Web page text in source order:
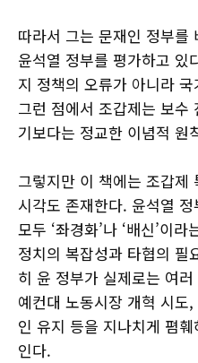
따라서 그는 문재인 정부를
윤석열 정부를 평가하고 있
지 정책의 오류가 아니라
그런 점에서 조갑제는 보수
기보다는 정교한 이념적 원
그렇지만 이 책에는 조갑제
시각도 존재한다. 윤석열
모두 ‘좌경화’나 ‘배신’이
정치의 복잡성과 타협의 필
히 윤 정부가 실제로는 여
예컨대 노동시장 개혁 시
인 유지 등을 지나치게 폄
인다.